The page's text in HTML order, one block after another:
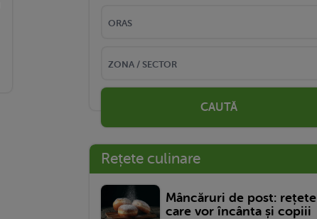
CAUTĂ
Rețete culinare
Mâncăruri de post: rețete
care vor încânta și copiii